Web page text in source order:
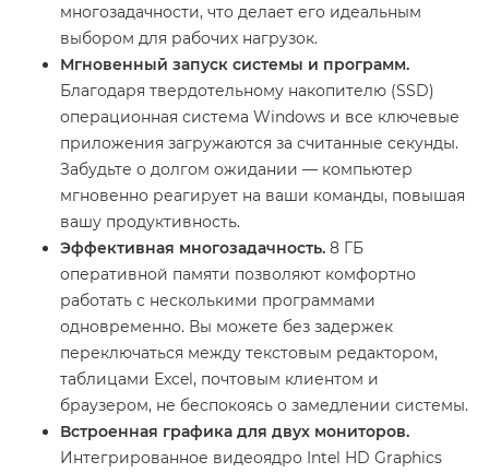
многозадачности, что делает его идеальным
выбором для рабочих нагрузок.
Мгновенный запуск системы и программ.
Благодаря твердотельному накопителю (SSD)
операционная система Windows и все ключевые
приложения загружаются за считанные секунды.
Забудьте о долгом ожидании — компьютер
мгновенно реагирует на ваши команды, повышая
вашу продуктивность.
Эффективная многозадачность. 8 ГБ
оперативной памяти позволяют комфортно
работать с несколькими программами
одновременно. Вы можете без задержек
переключаться между текстовым редактором,
таблицами Excel, почтовым клиентом и
браузером, не беспокоясь о замедлении системы.
Встроенная графика для двух мониторов.
Интегрированное видеоядро Intel HD Graphics